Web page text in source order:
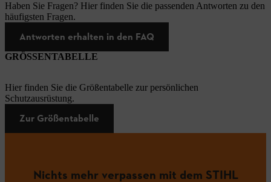
Haben Sie Fragen? Hier finden Sie die passenden Antworten zu den
häufigsten Fragen.
Antworten erhalten in den FAQ
GRÖSSENTABELLE
Hier finden Sie die Größentabelle zur persönlichen
Schutzausrüstung.
Zur Größentabelle
Nichts mehr verpassen mit dem STIHL